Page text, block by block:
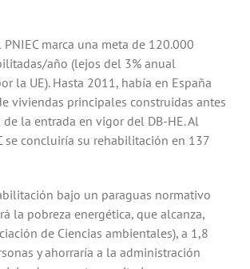
marca una meta de 120.000
año (lejos del 3% anual
la UE). Hasta 2011, había en España
viviendas principales construidas antes
la entrada en vigor del DB-HE. Al
se concluiría su rehabilitación en 137
bajo un paraguas normativo
la pobreza energética, que alcanza,
de Ciencias ambientales), a 1,8
y ahorraría a la administración